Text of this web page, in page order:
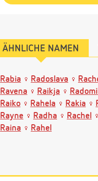
ÄHNLICHE NAMEN
Rabia Radoslava
Ravena
Raikja
Raiko
Rahela Rakia
Rayne
Radha Rachel
Raina
Rahel